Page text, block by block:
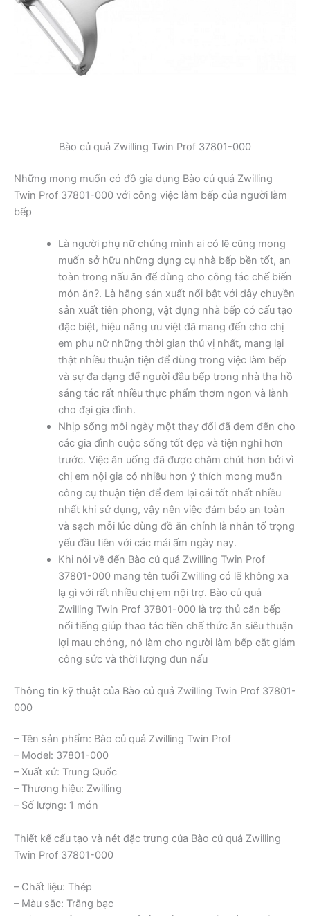
Bào củ quả Zwilling Twin Prof 37801-000
Những mong muốn có đồ gia dụng Bào củ quả Zwilling
Twin Prof 37801-000 với công việc làm bếp của người làm
bếp
Là người phụ nữ chúng mình ai có lẽ cũng mong
muốn sở hữu những dụng cụ nhà bếp bền tốt, an
toàn trong nấu ăn để dùng cho công tác chế biến
món ăn?. Là hãng sản xuất nổi bật với dây chuyền
sản xuất tiên phong, vật dụng nhà bếp có cấu tạo
đặc biệt, hiệu năng ưu việt đã mang đến cho chị
em phụ nữ những thời gian thú vị nhất, mang lại
thật nhiều thuận tiện để dùng trong việc làm bếp
và sự đa dạng để người đầu bếp trong nhà tha hồ
sáng tác rất nhiều thực phẩm thơm ngon và lành
cho đại gia đình.
Nhịp sống mỗi ngày một thay đổi đã đem đến cho
các gia đình cuộc sống tốt đẹp và tiện nghi hơn
trước. Việc ăn uống đã được chăm chút hơn bởi vì
chị em nội gia có nhiều hơn ý thích mong muốn
công cụ thuận tiện để đem lại cái tốt nhất nhiều
nhất khi sử dụng, vậy nên việc đảm bảo an toàn
và sạch mỗi lúc dùng đồ ăn chính là nhân tố trọng
yếu đầu tiên với các mái ấm ngày nay.
Khi nói về đến Bào củ quả Zwilling Twin Prof
37801-000 mang tên tuổi Zwilling có lẽ không xa
lạ gì với rất nhiều chị em nội trợ. Bào củ quả
Zwilling Twin Prof 37801-000 là trợ thủ căn bếp
nổi tiếng giúp thao tác tiền chế thức ăn siêu thuận
lợi mau chóng, nó làm cho người làm bếp cắt giảm
công sức và thời lượng đun nấu
Thông tin kỹ thuật của Bào củ quả Zwilling Twin Prof 37801-
000
– Tên sản phẩm: Bào củ quả Zwilling Twin Prof
– Model: 37801-000
– Xuất xứ: Trung Quốc
– Thương hiệu: Zwilling
– Số lượng: 1 món
Thiết kế cấu tạo và nét đặc trưng của Bào củ quả Zwilling
Twin Prof 37801-000
– Chất liệu: Thép
– Màu sắc: Trắng bạc